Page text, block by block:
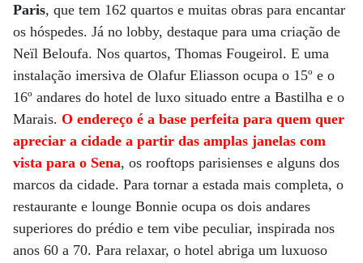
Paris, que tem 162 quartos e muitas obras para encantar
os hóspedes. Já no lobby, destaque para uma criação de
Neïl Beloufa. Nos quartos, Thomas Fougeirol. E uma
instalação imersiva de Olafur Eliasson ocupa o 15º e o
16º andares do hotel de luxo situado entre a Bastilha e o
Marais. O endereço é a base perfeita para quem quer
apreciar a cidade a partir das amplas janelas com
vista para o Sena, os rooftops parisienses e alguns dos
marcos da cidade. Para tornar a estada mais completa, o
restaurante e lounge Bonnie ocupa os dois andares
superiores do prédio e tem vibe peculiar, inspirada nos
anos 60 a 70. Para relaxar, o hotel abriga um luxuoso